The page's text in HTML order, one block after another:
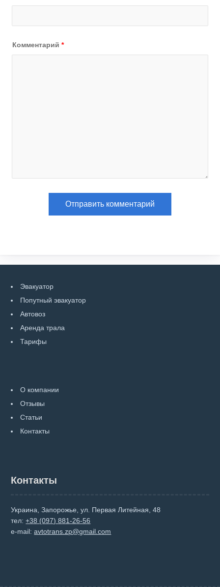
Комментарий *
Эвакуатор
Попутный эвакуатор
Автовоз
Аренда трала
Тарифы
О компании
Отзывы
Статьи
Контакты
Контакты
Украина, Запорожье, ул. Первая Литейная, 48
тел:+38 (097) 881-26-56
e-mail:avtotrans.zp@gmail.com